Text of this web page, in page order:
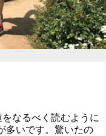
なるべく読むように
多いです。驚いたの